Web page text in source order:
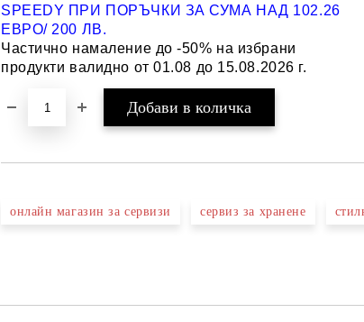
SPEEDY ПРИ ПОРЪЧКИ ЗА СУМА НАД 102.26
ЕВРО/ 200 ЛВ.
Частично намаление до -50% на избрани
продукти валидно от 01.08 до 15.08.2026 г.
онлайн магазин за сервизи сервиз за хранене